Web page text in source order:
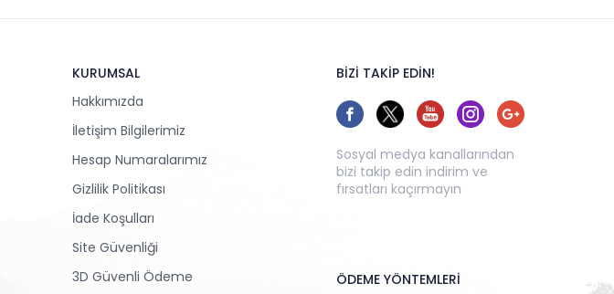
KURUMSAL
Hakkımızda
İletişim Bilgilerimiz
Hesap Numaralarımız
Gizlilik Politikası
İade Koşulları
Site Güvenliği
3D Güvenli Ödeme
BİZİ TAKİP EDİN!
Sosyal medya kanallarından
bizi takip edin indirim ve
fırsatları kaçırmayın
ÖDEME YÖNTEMLERİ